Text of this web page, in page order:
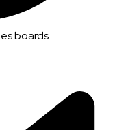
boards